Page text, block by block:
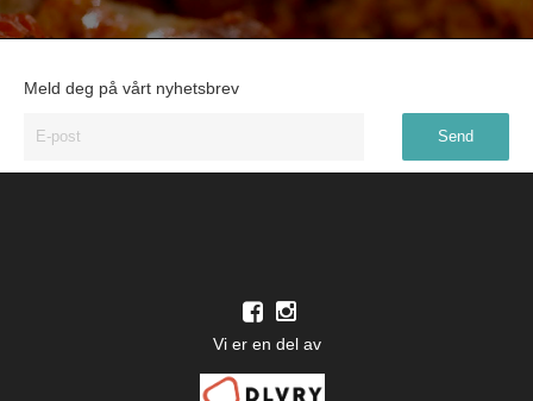
Meld deg på vårt nyhetsbrev
Vi er en del av